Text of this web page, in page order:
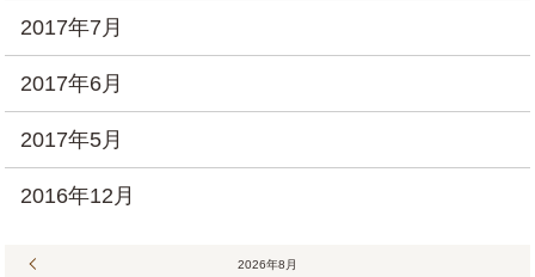
2017年7月
2017年6月
2017年5月
2016年12月
2026年8月